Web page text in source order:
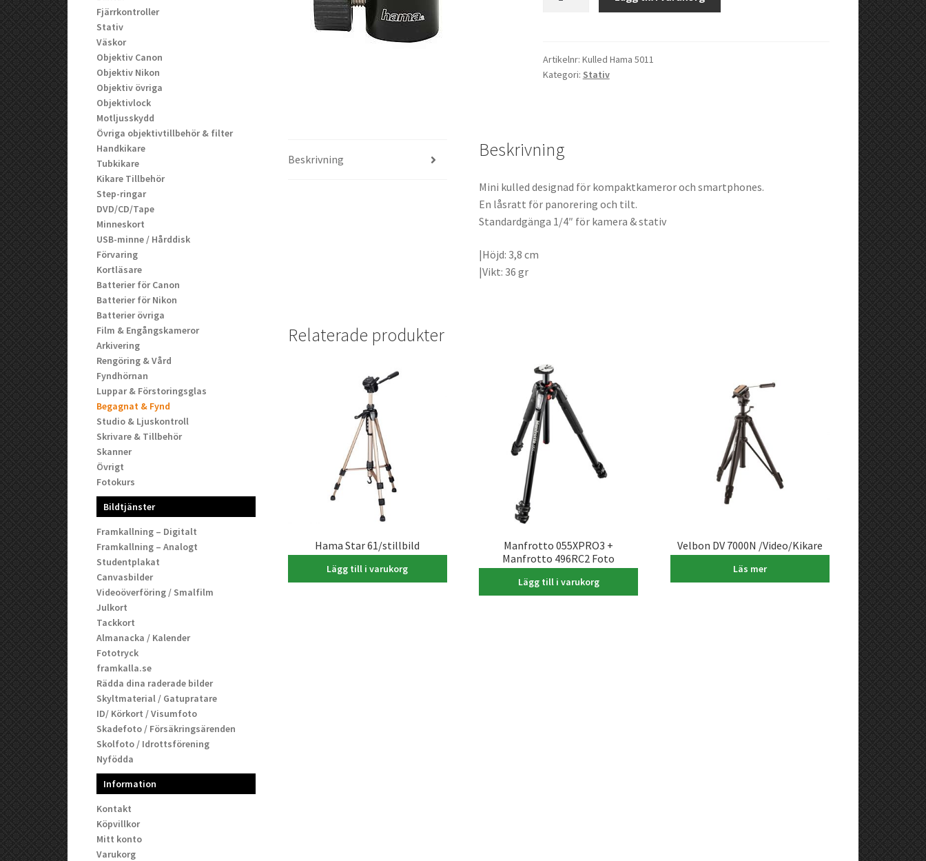
Artikelnr: Kulled Hama 5011
Kategori: Stativ
Beskrivning Beskrivning
Mini kulled designad för kompaktkameror och smartphones.
En låsratt för panorering och tilt.
Standardgänga 1/4″ för kamera & stativ
|Höjd: 3,8 cm
|Vikt: 36 gr
Relaterade produkter
Hama Star 61/stillbild
595,00kr
Lägg till i varukorg
Manfrotto 055XPRO3 +
Manfrotto 496RC2 Foto
4.990,00kr
Lägg till i varukorg
Velbon DV 7000N /Video/Kikare
2.490,00kr
Läs mer
Fjärrkontroller
Stativ
Väskor
Objektiv Canon
Objektiv Nikon
Objektiv övriga
Objektivlock
Motljusskydd
Övriga objektivtillbehör & filter
Handkikare
Tubkikare
Kikare Tillbehör
Step-ringar
DVD/CD/Tape
Minneskort
USB-minne / Hårddisk
Förvaring
Kortläsare
Batterier för Canon
Batterier för Nikon
Batterier övriga
Film & Engångskameror
Arkivering
Rengöring & Vård
Fyndhörnan
Luppar & Förstoringsglas
Begagnat & Fynd
Studio & Ljuskontroll
Skrivare & Tillbehör
Skanner
Övrigt
Fotokurs
Bildtjänster
Framkallning – Digitalt
Framkallning – Analogt
Studentplakat
Canvasbilder
Videoöverföring / Smalfilm
Julkort
Tackkort
Almanacka / Kalender
Fototryck
framkalla.se
Rädda dina raderade bilder
Skyltmaterial / Gatupratare
ID/ Körkort / Visumfoto
Skadefoto / Försäkringsärenden
Skolfoto / Idrottsförening
Nyfödda
Information
Kontakt
Köpvillkor
Mitt konto
Varukorg